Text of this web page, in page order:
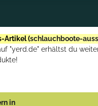
Artikel (schlauchboote-
"yerd.de" erhältst du
in